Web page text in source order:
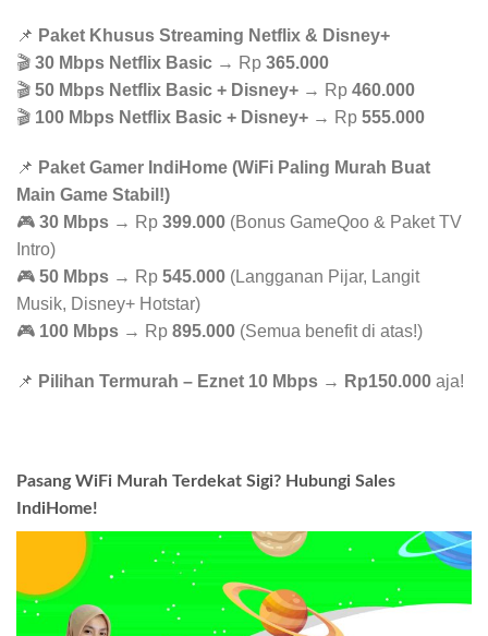
📌 Paket Khusus Streaming Netflix & Disney+
🎬 30 Mbps Netflix Basic → Rp 365.000
🎬 50 Mbps Netflix Basic + Disney+ → Rp 460.000
🎬 100 Mbps Netflix Basic + Disney+ → Rp 555.000
📌 Paket Gamer IndiHome (WiFi Paling Murah Buat
Main Game Stabil!)
🎮 30 Mbps → Rp 399.000 (Bonus GameQoo & Paket TV
Intro)
🎮 50 Mbps → Rp 545.000 (Langganan Pijar, Langit
Musik, Disney+ Hotstar)
🎮 100 Mbps → Rp 895.000 (Semua benefit di atas!)
📌 Pilihan Termurah – Eznet 10 Mbps → Rp150.000 aja!
Pasang WiFi Murah Terdekat Sigi? Hubungi Sales
IndiHome!